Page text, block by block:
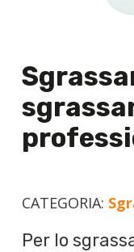
CATEGORIA:
Per lo